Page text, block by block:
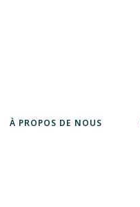
À PROPOS DE NOUS